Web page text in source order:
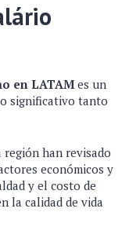
en LATAM es un
significativo tanto
han revisado
económicos y
y el costo de
la calidad de vida